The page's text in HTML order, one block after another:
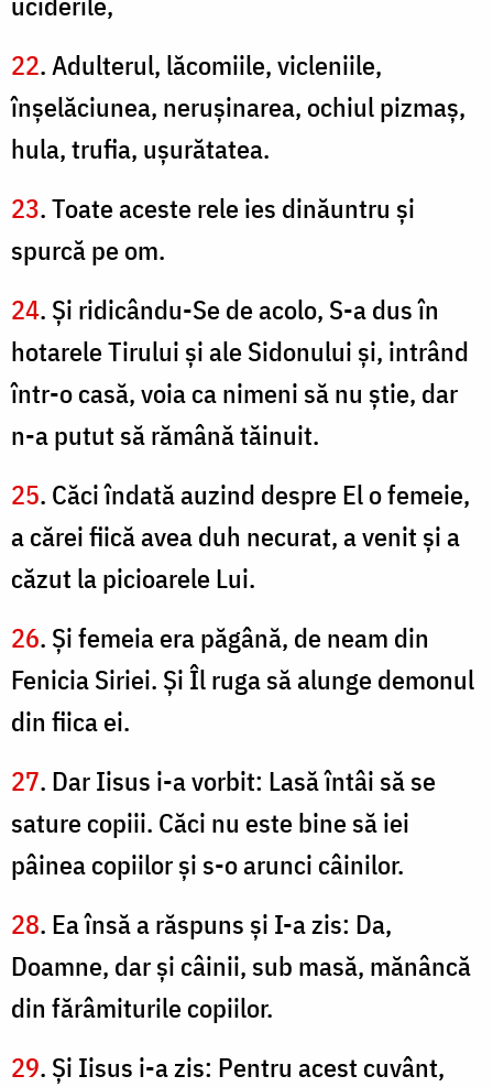
22. Adulterul, lăcomiile, vicleniile,
înşelăciunea, neruşinarea, ochiul pizmaş,
hula, trufia, uşurătatea.
23. Toate aceste rele ies dinăuntru şi
spurcă pe om.
24. Şi ridicându-Se de acolo, S-a dus în
hotarele Tirului şi ale Sidonului şi, intrând
într-o casă, voia ca nimeni să nu ştie, dar
n-a putut să rămână tăinuit.
25. Căci îndată auzind despre El o femeie,
a cărei fiică avea duh necurat, a venit şi a
căzut la picioarele Lui.
26. Şi femeia era păgână, de neam din
Fenicia Siriei. Şi Îl ruga să alunge demonul
din fiica ei.
27. Dar Iisus i-a vorbit: Lasă întâi să se
sature copiii. Căci nu este bine să iei
pâinea copiilor şi s-o arunci câinilor.
28. Ea însă a răspuns şi I-a zis: Da,
Doamne, dar şi câinii, sub masă, mănâncă
din fărâmiturile copiilor.
29. Şi Iisus i-a zis: Pentru acest cuvânt,